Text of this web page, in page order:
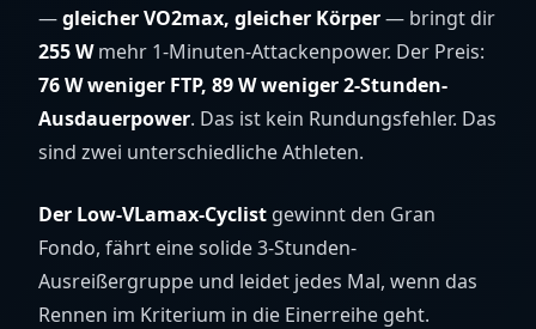
—gleicher VO2max, gleicher Körper— bringt dir
255 Wmehr 1-Minuten-Attackenpower. Der Preis:
76 W weniger FTP, 89 W weniger 2-Stunden-
Ausdauerpower. Das ist kein Rundungsfehler. Das
sind zwei unterschiedliche Athleten.
Der Low-VLamax-Cyclist gewinnt den Gran
Fondo, fährt eine solide 3-Stunden-
Ausreißergruppe und leidet jedes Mal, wenn das
Rennen im Kriterium in die Einerreihe geht.